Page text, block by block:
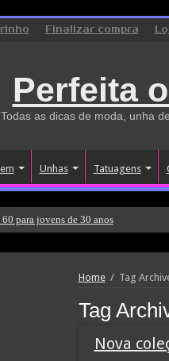
Finalizar compra
Perfeita
Todas as dicas de moda, unha
Unhas Tatuagens
para jovens de 30 anos
Home / Tag
Tag
Nova